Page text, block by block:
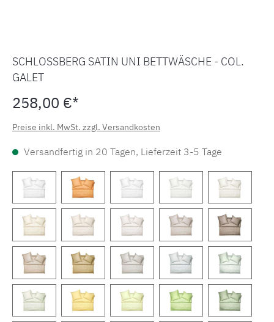
SCHLOSSBERG SATIN UNI BETTWÄSCHE - COL.
GALET
258,00 €*
Preise inkl. MwSt. zzgl. Versandkosten
Versandfertig in 20 Tagen, Lieferzeit 3-5 Tage